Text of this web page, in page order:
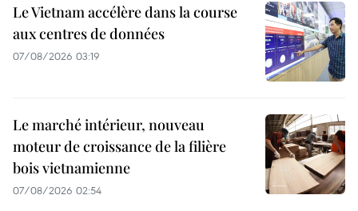
Le Vietnam accélère dans la course
aux centres de données
07/08/2026 03:19
Le marché intérieur, nouveau
moteur de croissance de la filière
bois vietnamienne
07/08/2026 02:54